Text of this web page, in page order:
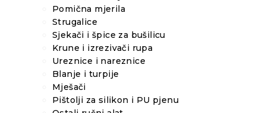
Pomična mjerila
Strugalice
Sjekači i špice za bušilicu
Krune i izrezivači rupa
Ureznice i nareznice
Blanje i turpije
Mješači
Pištolji za silikon i PU pjenu